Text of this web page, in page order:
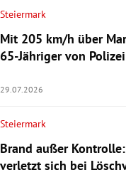
Steiermark
Mit 205 km/h über
65-Jähriger von
29.07.2026
Steiermark
Brand außer
verletzt sich bei